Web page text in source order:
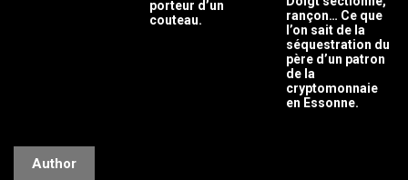
porteur d’un
couteau.
rançon… Ce que
l’on sait de la
séquestration du
père d’un patron
de la
cryptomonnaie
en Essonne.
Author